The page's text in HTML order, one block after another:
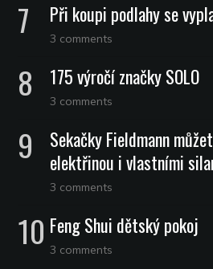
Při koupi podlahy se
3 comments
175 výročí značky SOLO
3 comments
Sekačky Fieldmann
elektřinou i vlastními
3 comments
Feng Shui dětský pokoj
3 comments